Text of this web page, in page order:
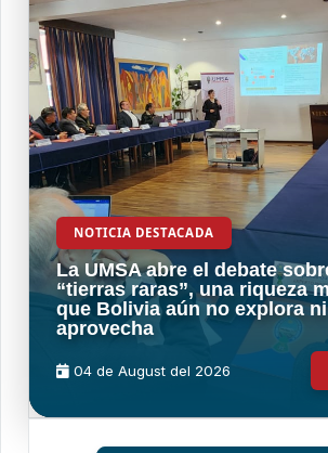
NOTICIA DESTACADA
La UMSA abre el debate
“tierras raras”, una riqueza
que Bolivia aún no explora ni
aprovecha
04 de August del 2026